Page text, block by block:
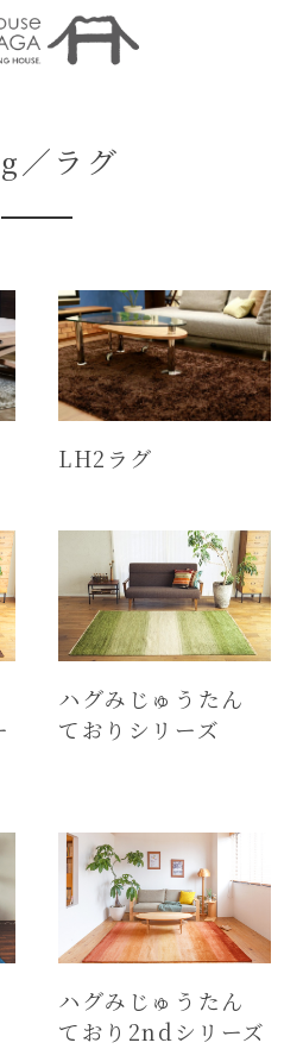
／ラグ
LH2ラグ
ハグみじゅうたん
ておりシリーズ
ハグみじゅうたん
ており2ndシリーズ